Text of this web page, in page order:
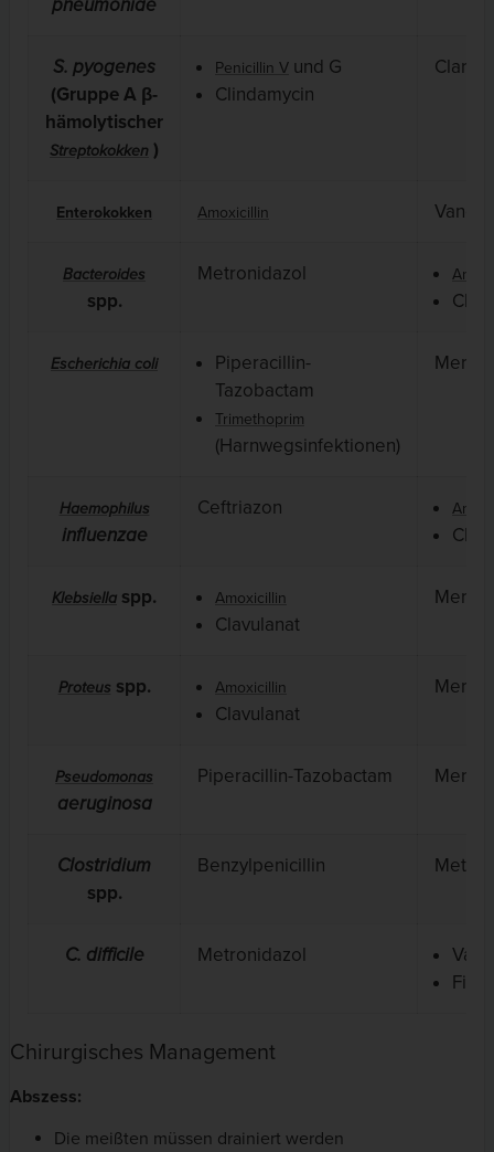
pneumoniae
S. pyogenes
(Gruppe A β-
hämolytischer
Streptokokken )
Penicillin V und G
Clindamycin
Enterokokken Amoxicillin
Bacteroides
spp.
Metronidazol
Escherichia coli
Piperacillin-
Tazobactam
Trimethoprim
(Harnwegsinfektionen)
Haemophilus
influenzae
Ceftriazon
Klebsiella spp. Amoxicillin
Clavulanat
Proteus spp. Amoxicillin
Clavulanat
Pseudomonas
aeruginosa
Piperacillin-Tazobactam
Clostridium
spp.
Benzylpenicillin
C. difficile Metronidazol
Chirurgisches Management
Abszess:
Die meißten müssen drainiert werden